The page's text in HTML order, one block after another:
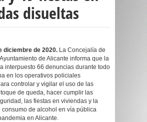
disueltas
diciembre de 2020. La Concejalía de
de Alicante informa que la
interpuesto 66 denuncias durante todo
en los operativos policiales
controlar y vigilar el uso de las
de queda, hacer cumplir las
las fiestas en viviendas y la
de alcohol en vía pública
en Alicante.